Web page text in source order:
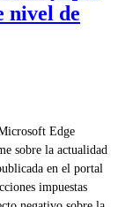
nivel de
Edge
sobre la actualidad
en el portal
impuestas